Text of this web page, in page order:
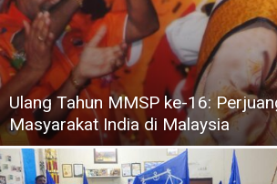
Ulang Tahun MMSP ke-16:
Masyarakat India di Malaysia